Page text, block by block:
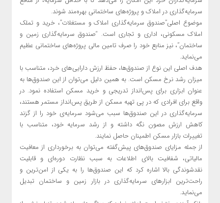
سرمایه‌گذاری در املاک و پروژه‌های ساختمانی بهره‌مند شوند.
موضوع اصلی”صندوق سرمایه‌گذاری املاک و مستغلات”، خرید و تملک
املاک مسکونی، اداری و تجاری است. “صندوق سرمایه‌گذاری زمین و
ساختمان”، نیز منابع خود را صرف تامین مالی پروژه‌های ساختمانی عظیم
می‌نماید.
هدف اصلی این نوع از صندوق‌ها، حفظ ارزش دارایی‌های خرد، متناسب با
میزان رشد نرخ مسکن است. به همین دلیل می‌توان از این صندوق‌ها به
عنوان ابزاری برای پس‌انداز تدریجی و خرید مسکن استفاده نمود. در
واقع برای افرادی که در پی تهیه مسکن از طریق پس‌انداز مستمر هستند،
سرمایه‌گذاری در این صندوق‌ها سبب می‌شود سرمایه‌ی خود را از گزند
کاهش ارزش مصون نگه داشته و از رشد سرمایه خود، متناسب با
تغییرات بازار مسکن اطمینان حاصل نمایند.
از جمله مزایای صندوق‌های پیش‌گفته می‌توان به برخورداری از معافیت
مالیاتی، شفافیت بالای اطلاعات به سبب نظارت دوره‌ای و قابلیت
نقدشوندگی بالا اشاره کرد که این صندوق‌ها را به یکی از امن‌ترین و
راحت‌ترین ابزارهای سرمایه‌گذاری در بازار زمین و ساختمان تبدیل
می‌نماید.